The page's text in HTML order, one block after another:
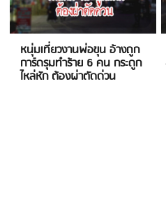
หนุ่มเที่ยวงานพ่อขุน อ้างถูก
การ์ดรุมทำร้าย 6 คน กระดูก
ไหล่หัก ต้องผ่าตัดด่วน